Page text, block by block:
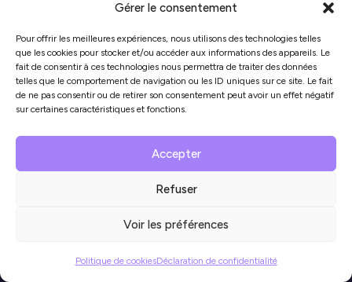
Gérer le consentement
Pour offrir les meilleures expériences, nous utilisons des technologies telles
que les cookies pour stocker et/ou accéder aux informations des appareils. Le
fait de consentir à ces technologies nous permettra de traiter des données
telles que le comportement de navigation ou les ID uniques sur ce site. Le fait
de ne pas consentir ou de retirer son consentement peut avoir un effet négatif
sur certaines caractéristiques et fonctions.
Accepter
Refuser
Voir les préférences
Politique de cookiesDéclaration de confidentialité
© 2026 espritsportif.ca. Tous droits réservés
confidentialité pour les enfants